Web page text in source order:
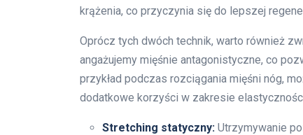
krążenia, co przyczynia się do lepszej
Oprócz tych dwóch technik, warto również
angażujemy mięśnie antagonistyczne, co
przykład podczas rozciągania mięśni nóg,
dodatkowe korzyści w zakresie
Stretching statyczny: Utrzymywanie